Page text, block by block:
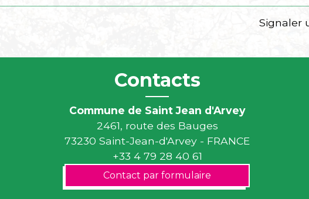
Signaler
Contacts
Commune de Saint Jean d'Arvey
2461, route des Bauges
73230 Saint-Jean-d'Arvey - FRANCE
+33 4 79 28 40 61
Contact par formulaire